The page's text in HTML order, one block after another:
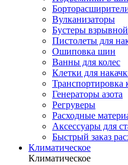
Вулканизаторы
Бустеры
Пистолеты для
Ошиповка шин
Ванны для колес
Клетки для
Транспортировка
Генераторы азота
Регруверы
Расходные
Аксессуары для
Быстрый заказ
Климатическое
Климатическое